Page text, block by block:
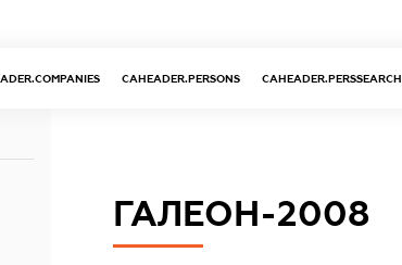
CAHEADER.PERSONS CAHEADER.PERSSEARCH
ГАЛЕОН-2008